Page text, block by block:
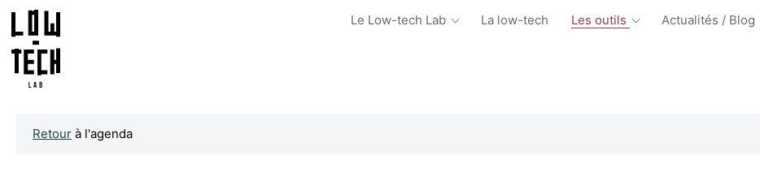
Le Low-tech Lab La low-tech Les outils Actualités / Blog
Retour à l'agenda